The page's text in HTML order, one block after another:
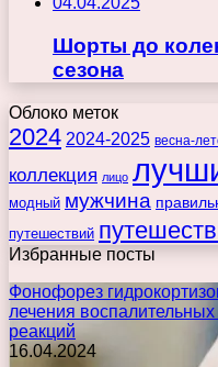
Шорты до
сезона
Облоко меток
2024 2024-2025 весна-
коллекция лицо
модный мужчина
путешествий
Избранные посты
Фонофорез
лечения
реакций
16.04.2024